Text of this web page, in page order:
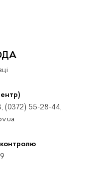
(0372) 55-28-44,
контролю